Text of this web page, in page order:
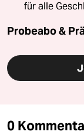
für alle
Probeabo &
0